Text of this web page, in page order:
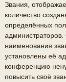
Звания,
количество
определённых
наименования
установлены её
конференцию
повысить своё